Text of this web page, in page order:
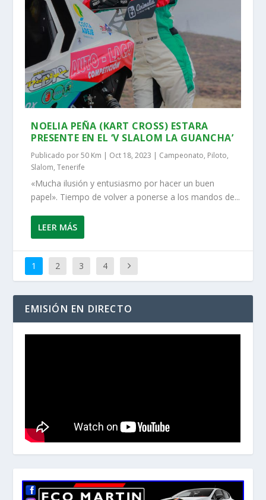
NOELIA PEÑA (KART CROSS) ESTARA
PRESENTE EN EL ‘V SLALOM LA GUANCHA’
Publicado por50 Km | Oct 18, 2023 | Campeonato, Piloto,
Slalom,Tenerife
«Mucha ilusión y entusiasmo por hacer un buen
papel». Tiempo de volver a ponerse a los mandos de...
LEER MÁS
1 2 3 4
EMISIÓN EN DIRECTO